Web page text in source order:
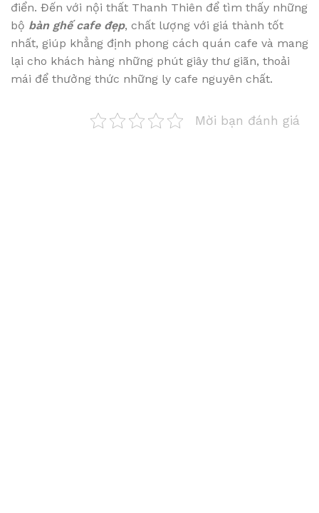
điển. Đến với nội thất Thanh Thiên để tìm thấy những
bộ bàn ghế cafe đẹp, chất lượng với giá thành tốt
nhất, giúp khẳng định phong cách quán cafe và mang
lại cho khách hàng những phút giây thư giãn, thoải
mái để thưởng thức những ly cafe nguyên chất.
Mời bạn đánh giá